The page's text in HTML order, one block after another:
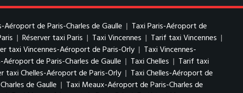
Aéroport de Paris-Charles de Gaulle | Taxi Paris-Aéroport de
| Réserver taxi Paris | Taxi Vincennes | Tarif taxi Vincennes |
taxi Vincennes-Aéroport de Paris-Orly | Taxi Vincennes-
de Paris-Charles de Gaulle | Taxi Chelles | Tarif taxi
taxi Chelles-Aéroport de Paris-Orly | Taxi Chelles-Aéroport de
de Gaulle | Taxi Meaux-Aéroport de Paris-Charles de